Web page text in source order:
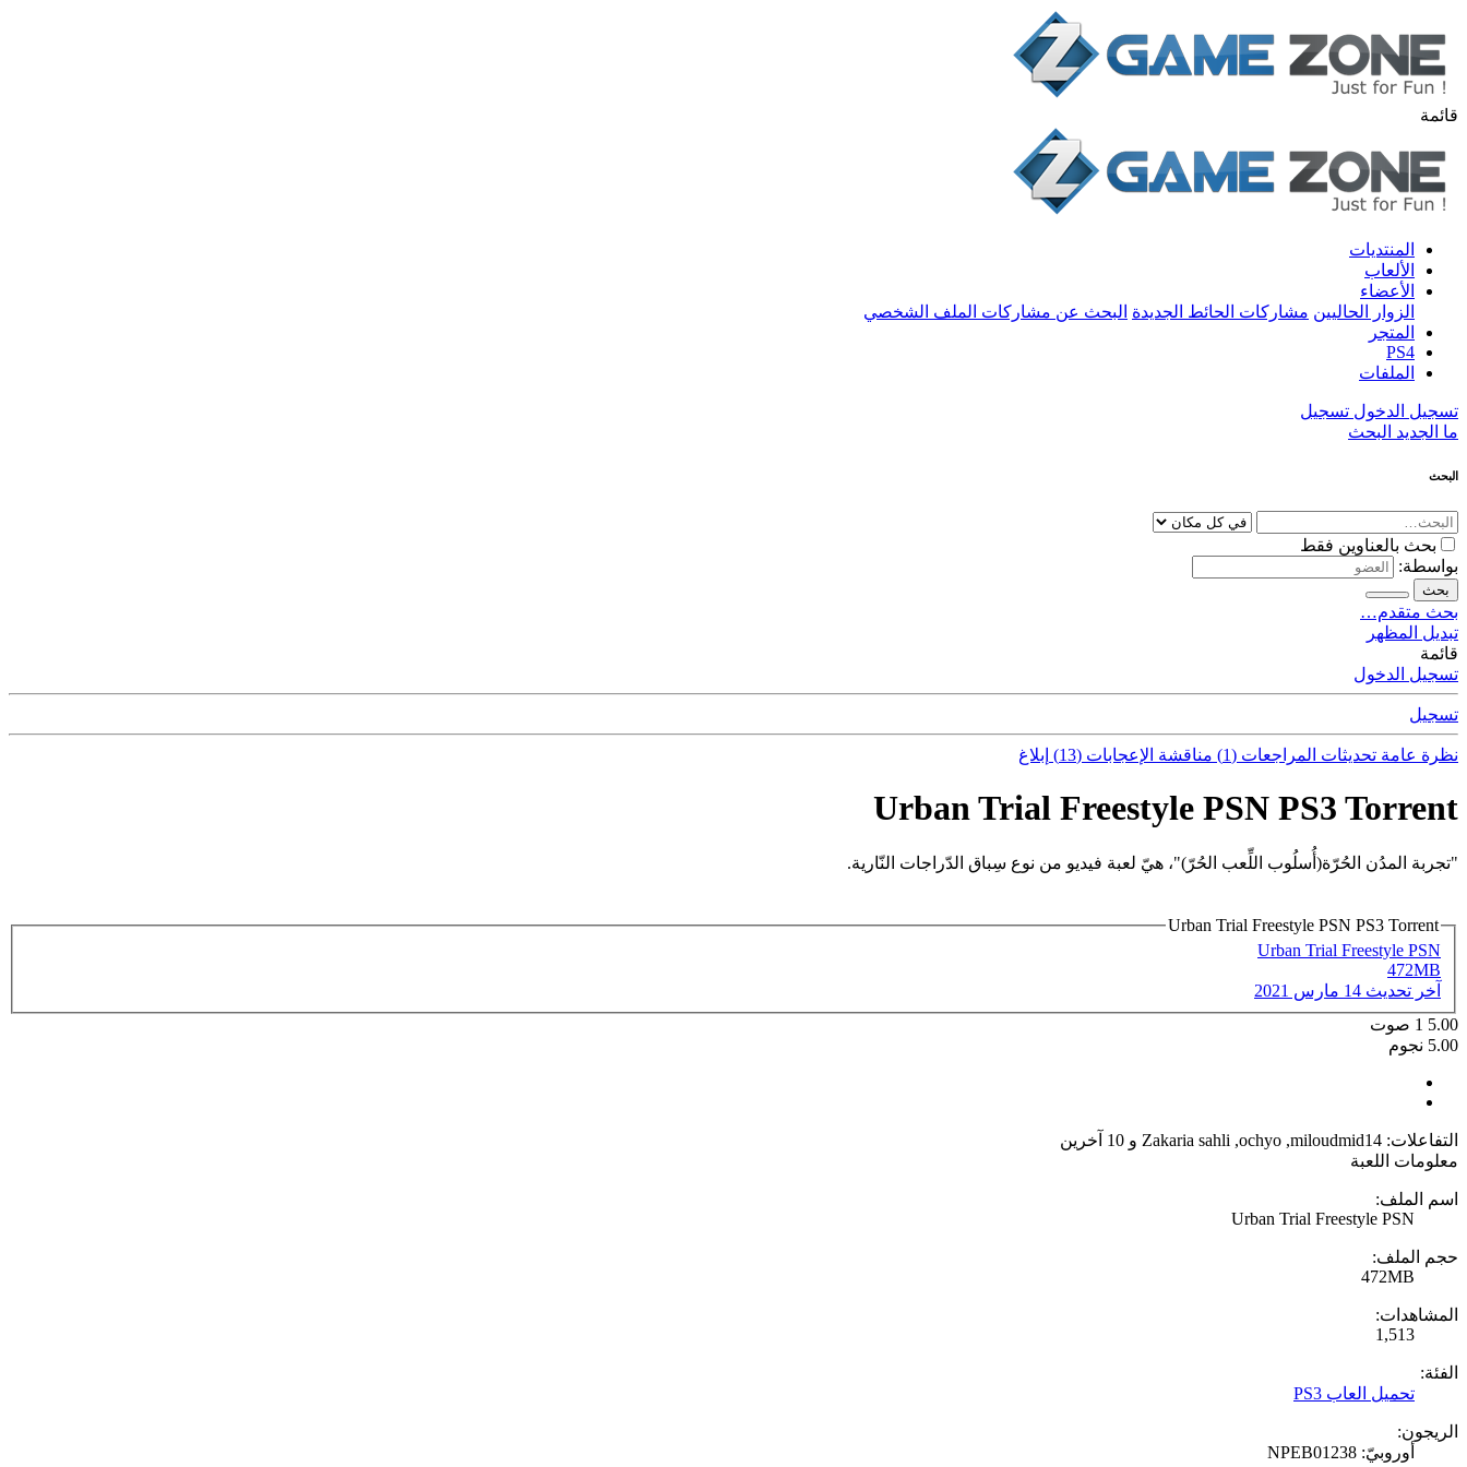
قائمة
المنتديات
الألعاب
الأعضاء
الزوار الحاليين مشاركات الحائط الجديدة البحث عن مشاركات الملف الشخصي
المتجر
PS4
الملفات
تسجيل الدخول تسجيل
ما الجديد البحث
البحث
بحث بالعناوين فقط
بواسطة:
بحث
بحث متقدم…
تبديل المظهر
قائمة
تسجيل الدخول
تسجيل
نظرة عامة تحديثات المراجعات (1) مناقشة الإعجابات (13) إبلاغ
Urban Trial Freestyle PSN PS3 Torrent
"تجربة المدُن الحُرّة(أُسلُوب اللِّعب الحُرّ)"، هيّ لعبة فيديو من نوع سِباق الدّراجات النّارية.
Urban Trial Freestyle PSN PS3 Torrent
Urban Trial Freestyle PSN
472MB
آخر تحديث 14 مارس 2021
5.00
1 صوت
5.00 نجوم
التفاعلات: miloudmid14
,
ochyo
,
Zakaria sahli و 10 آخرين
معلومات اللعبة
اسم الملف:
Urban Trial Freestyle PSN
حجم الملف:
472MB
المشاهدات:
1,513
الفئة:
تحميل العاب PS3
الريجون:
أوروبيّ: NPEB01238